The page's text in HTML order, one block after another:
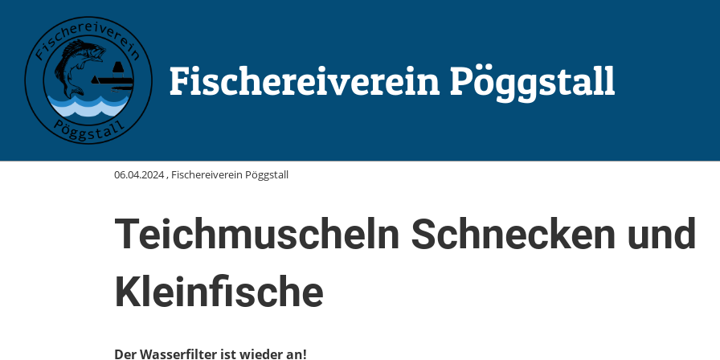
Fischereiverein Pöggstall
Zurück
06.04.2024, Fischereiverein Pöggstall
Teichmuscheln Schnecken und
Kleinfische
Der Wasserfilter ist wieder an!